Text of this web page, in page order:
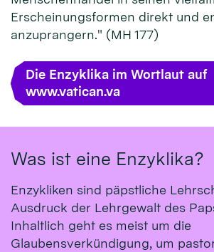
Erscheinungsformen direkt und
anzuprangern." (MH 177)
Die Enzyklika im Wortlaut auf
www.vatican.va
Was ist eine Enzyklika?
Enzykliken sind päpstliche
Ausdruck der Lehrgewalt des
Inhaltlich geht es meist um die
Glaubensverkündigung, um